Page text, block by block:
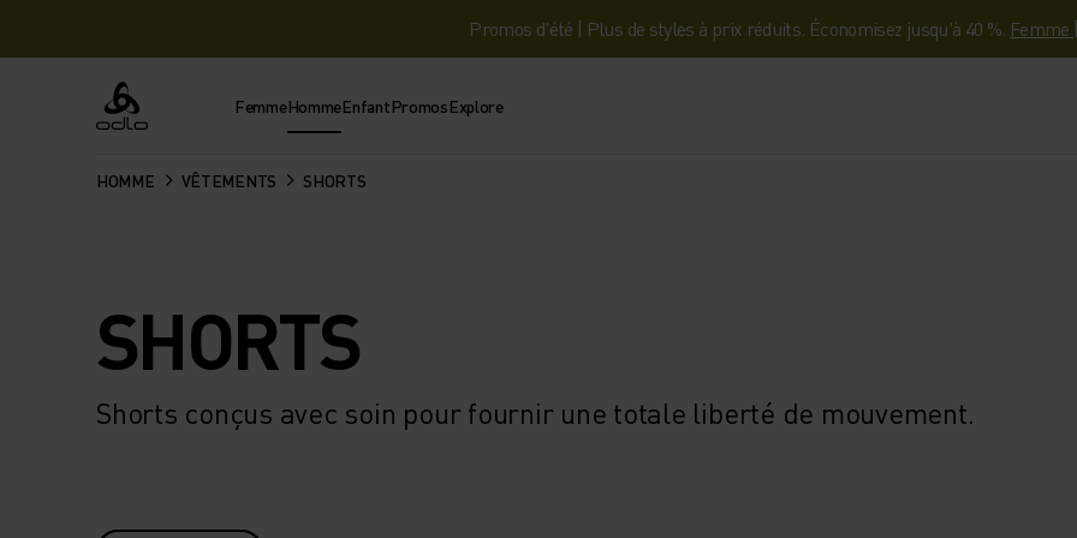
Promos d'été | Plus de styles à prix réduits. Économisez jusqu'à 40 %. Femme |
Odlo FemmeHommeEnfantPromosExplore
HOMME VÊTEMENTS SHORTS
SHORTS
Shorts conçus avec soin pour fournir une totale liberté de mouvement.